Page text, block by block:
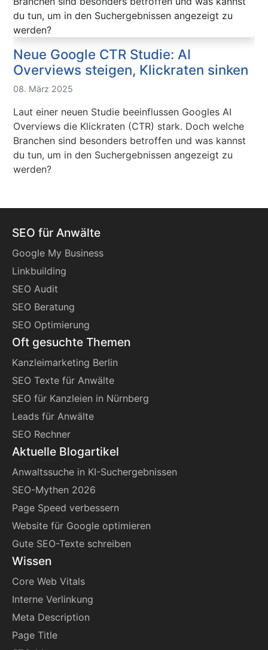
Neue Google CTR Studie: AI
Overviews steigen, Klickraten sinken
08. März 2025
Laut einer neuen Studie beeinflussen Googles AI
Overviews die Klickraten (CTR) stark. Doch welche
Branchen sind besonders betroffen und was kannst
du tun, um in den Suchergebnissen angezeigt zu
werden?
SEO für Anwälte
Google My Business
Linkbuilding
SEO Audit
SEO Beratung
SEO Optimierung
Oft gesuchte Themen
Kanzleimarketing Berlin
SEO Texte für Anwälte
SEO für Kanzleien in Nürnberg
Leads für Anwälte
SEO Rechner
Aktuelle Blogartikel
Anwaltssuche in KI-Suchergebnissen
SEO-Mythen 2026
Page Speed verbessern
Website für Google optimieren
Gute SEO-Texte schreiben
Wissen
Core Web Vitals
Interne Verlinkung
Meta Description
Page Title